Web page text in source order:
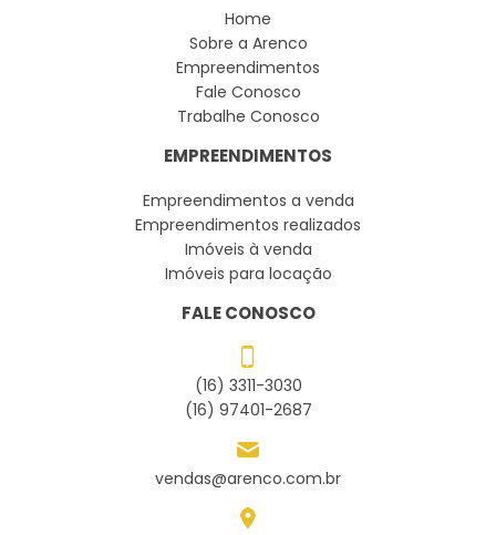
Home
Sobre a Arenco
Empreendimentos
Fale Conosco
Trabalhe Conosco
EMPREENDIMENTOS
Empreendimentos a venda
Empreendimentos realizados
Imóveis à venda
Imóveis para locação
FALE CONOSCO
(16) 3311-3030
(16) 97401-2687
vendas@arenco.com.br